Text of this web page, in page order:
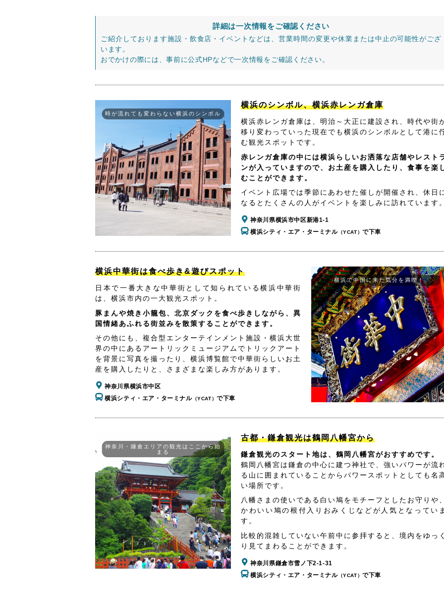
詳細は一次情報をご確認ください
ご紹介しております施設・飲食店・イベントなどは、営業時間の変更や休業または中止の可能性がござ
います。
おでかけの際には、事前に公式HPなどで一次情報をご確認ください。
時が流れても変わらない横浜のシンボル
横浜のシンボル、横浜赤レンガ倉庫
横浜赤レンガ倉庫は、明治～大正に建設され、時代や街
移り変わっていった現在でも横浜のシンボルとして港に
む観光スポットです。
赤レンガ倉庫の中には横浜らしいお洒落な店舗やレスト
ンが入っていますので、お土産を購入したり、食事を楽
むことができます。
イベント広場では季節にあわせた催しが開催され、休日
なるとたくさんの人がイベントを楽しみに訪れています
神奈川県横浜市中区新港1-1
横浜シティ・エア・ターミナル（YCAT）で下車
横浜中華街は食べ歩き&遊びスポット
日本で一番大きな中華街として知られている横浜中華街
は、横浜市内の一大観光スポット。
豚まんや焼き小籠包、北京ダックを食べ歩きしながら、異
国情緒あふれる街並みを散策することができます。
その他にも、複合型エンターテインメント施設・横浜大世
界の中にあるアートリックミュージアムでトリックアート
を背景に写真を撮ったり、横浜博覧館で中華街らしいお土
産を購入したりと、さまざまな楽しみ方があります。
神奈川県横浜市中区
横浜シティ・エア・ターミナル（YCAT）で下車
横浜で中国に来た気分を満喫！
神奈川・鎌倉エリアの観光はここから始
まる
古都・鎌倉観光は鶴岡八幡宮から
鎌倉観光のスタート地は、鶴岡八幡宮がおすすめです。
鶴岡八幡宮は鎌倉の中心に建つ神社で、強いパワーが流
る山に囲まれていることからパワースポットとしても名
い場所です。
八幡さまの使いである白い鳩をモチーフとしたお守りや
かわいい鳩の根付入りおみくじなどが人気となってい
す。
比較的混雑していない午前中に参拝すると、境内をゆっ
り見てまわることができます。
神奈川県鎌倉市雪ノ下2-1-31
横浜シティ・エア・ターミナル（YCAT）で下車